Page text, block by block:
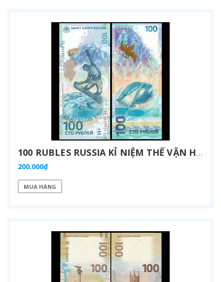
100 RUBLES RUSSIA KỈ NIỆM THẾ VẬN HỘI SOCHI 2014 HYBRID POLYMER
200.000₫
MUA HÀNG